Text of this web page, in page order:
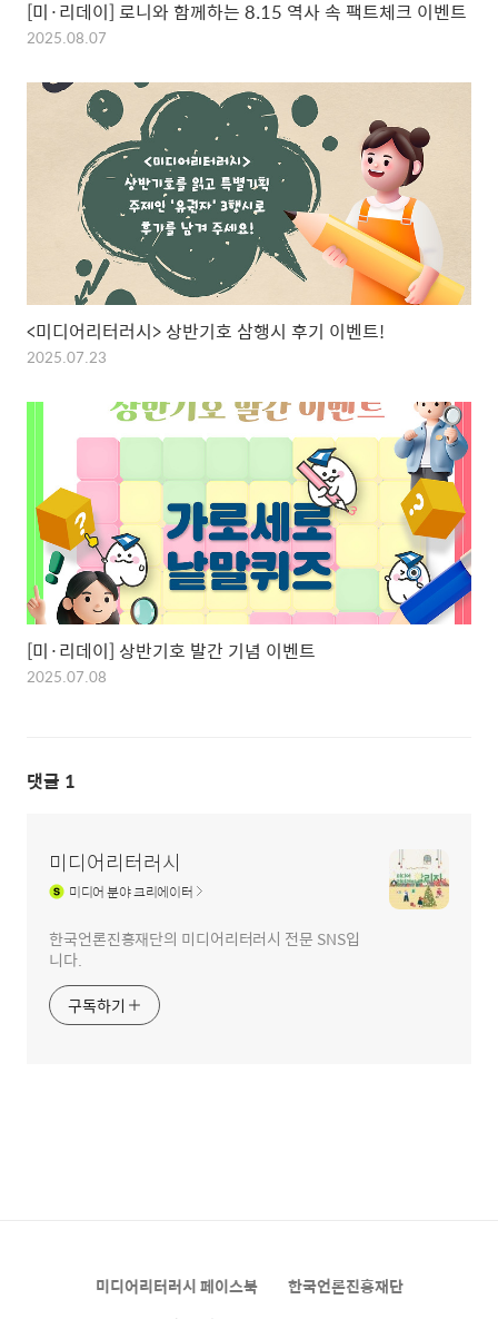
[미·리데이] 로니와 함께하는 8.15 역사 속 팩트체크 이벤트
2025.08.07
<미디어리터러시> 상반기호 삼행시 후기 이벤트!
2025.07.23
[미·리데이] 상반기호 발간 기념 이벤트
2025.07.08
댓글 1
미디어리터러시
미디어분야 크리에이터
한국언론진흥재단의 미디어리터러시 전문 SNS입
니다.
구독하기
미디어리터러시 페이스북 한국언론진흥재단